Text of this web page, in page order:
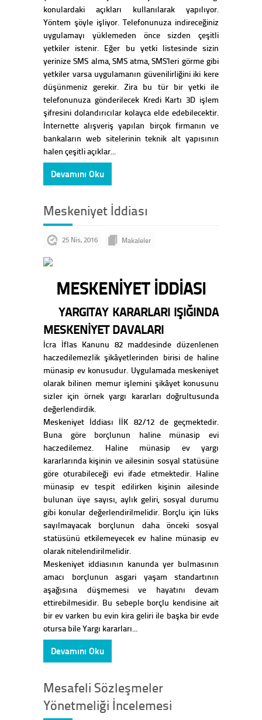
konulardaki açıkları kullanılarak yapılıyor.
Yöntem şöyle işliyor. Telefonunuza indireceğiniz
uygulamayı yüklemeden önce sizden çeşitli
yetkiler istenir. Eğer bu yetki listesinde sizin
yerinize SMS alma, SMS atma, SMS’leri görme gibi
yetkiler varsa uygulamanın güvenilirliğini iki kere
düşünmeniz gerekir. Zira bu tür bir yetki ile
telefonunuza gönderilecek Kredi Kartı 3D işlem
şifresini dolandırıcılar kolayca elde edebilecektir.
İnternette alışveriş yapılan birçok firmanın ve
bankaların web sitelerinin teknik alt yapısının
halen çeşitli açıklar...
Devamını Oku
Meskeniyet İddiası
25 Nis, 2016 Makaleler
MESKENİYET İDDİASI
YARGITAY KARARLARI IŞIĞINDA
MESKENİYET DAVALARI
İcra İflas Kanunu 82 maddesinde düzenlenen
haczedilemezlik şikâyetlerinden birisi de haline
münasip ev konusudur. Uygulamada meskeniyet
olarak bilinen memur işlemini şikâyet konusunu
sizler için örnek yargı kararları doğrultusunda
değerlendirdik.
Meskeniyet İddiası İİK 82/12 de geçmektedir.
Buna göre borçlunun haline münasip evi
haczedilemez. Haline münasip ev yargı
kararlarında kişinin ve ailesinin sosyal statüsüne
göre oturabileceği evi ifade etmektedir. Haline
münasip ev tespit edilirken kişinin ailesinde
bulunan üye sayısı, aylık geliri, sosyal durumu
gibi konular değerlendirilmelidir. Borçlu için lüks
sayılmayacak borçlunun daha önceki sosyal
statüsünü etkilemeyecek ev haline münasip ev
olarak nitelendirilmelidir.
Meskeniyet iddiasının kanunda yer bulmasının
amacı borçlunun asgari yaşam standartının
aşağısına düşmemesi ve hayatını devam
ettirebilmesidir. Bu sebeple borçlu kendisine ait
bir ev varken bu evin kira geliri ile başka bir evde
otursa bile Yargı kararları...
Devamını Oku
Mesafeli Sözleşmeler
Yönetmeliği İncelemesi